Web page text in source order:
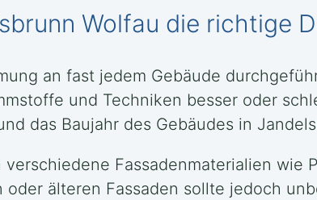
Wolfau die richtige
an fast jedem Gebäude
und Techniken besser oder
das Baujahr des Gebäudes in
Fassadenmaterialien wie
oder älteren Fassaden sollte jedoch